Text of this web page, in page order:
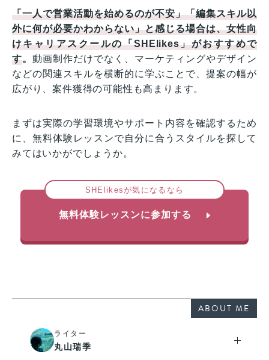
「一人で営業活動を始めるのが不安」「編集スキル以
外に何が必要かわからない」と感じる場合は、女性向
けキャリアスクールの「SHElikes」がおすすめで
す。動画制作だけでなく、マーケティングやデザイン
などの関連スキルを横断的に学ぶことで、提案の幅が
広がり、案件獲得の可能性も高まります。
まずは実際の学習環境やサポート内容を確認するため
に、無料体験レッスンで自分に合うスタイルを探して
みてはいかがでしょうか。
SHElikesが気になるなら
無料体験レッスンに参加する
ABOUT ME
ライター
丸山瑞季